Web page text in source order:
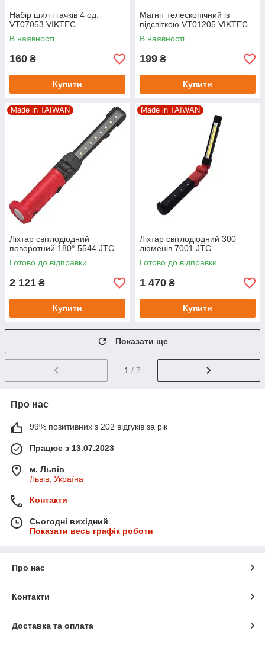
Набір шил і гачків 4 од.
VT07053 VIKTEC
В наявності
160 ₴
Купити
Магніт телескопічний із
підсвіткою VT01205 VIKTEC
В наявності
199 ₴
Купити
Made in TAIWAN
Ліхтар світлодіодний
поворотний 180° 5544 JTC
Готово до відправки
2 121 ₴
Купити
Made in TAIWAN
Ліхтар світлодіодний 300
люменів 7001 JTC
Готово до відправки
1 470 ₴
Купити
Показати ще
1 / 7
Про нас
99% позитивних з 202 відгуків за рік
Працює з 13.07.2023
м. Львів
Львів, Україна
Контакти
Сьогодні вихідний
Показати весь графік роботи
Про нас
Контакти
Доставка та оплата